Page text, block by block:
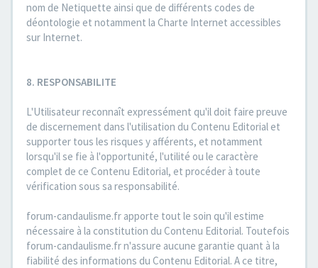
nom de Netiquette ainsi que de différents codes de
déontologie et notamment la Charte Internet accessibles
sur Internet.
8. RESPONSABILITE
L'Utilisateur reconnaît expressément qu'il doit faire preuve
de discernement dans l'utilisation du Contenu Editorial et
supporter tous les risques y afférents, et notamment
lorsqu'il se fie à l'opportunité, l'utilité ou le caractère
complet de ce Contenu Editorial, et procéder à toute
vérification sous sa responsabilité.
forum-candaulisme.fr apporte tout le soin qu'il estime
nécessaire à la constitution du Contenu Editorial. Toutefois
forum-candaulisme.fr n'assure aucune garantie quant à la
fiabilité des informations du Contenu Editorial. A ce titre,